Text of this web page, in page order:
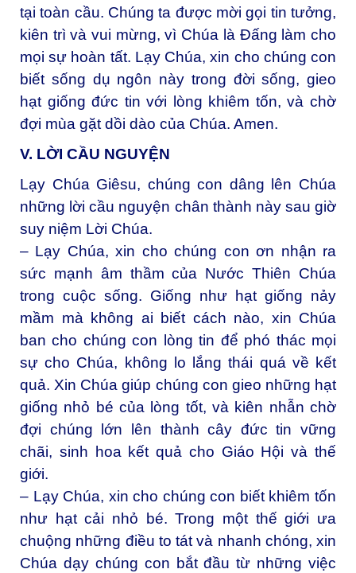
tại toàn cầu. Chúng ta được mời gọi tin tưởng,
kiên trì và vui mừng, vì Chúa là Đấng làm cho
mọi sự hoàn tất. Lạy Chúa, xin cho chúng con
biết sống dụ ngôn này trong đời sống, gieo
hạt giống đức tin với lòng khiêm tốn, và chờ
đợi mùa gặt dồi dào của Chúa. Amen.
V. LỜI CẦU NGUYỆN
Lạy Chúa Giêsu, chúng con dâng lên Chúa
những lời cầu nguyện chân thành này sau giờ
suy niệm Lời Chúa.
– Lạy Chúa, xin cho chúng con ơn nhận ra
sức mạnh âm thầm của Nước Thiên Chúa
trong cuộc sống. Giống như hạt giống nảy
mầm mà không ai biết cách nào, xin Chúa
ban cho chúng con lòng tin để phó thác mọi
sự cho Chúa, không lo lắng thái quá về kết
quả. Xin Chúa giúp chúng con gieo những hạt
giống nhỏ bé của lòng tốt, và kiên nhẫn chờ
đợi chúng lớn lên thành cây đức tin vững
chãi, sinh hoa kết quả cho Giáo Hội và thế
giới.
– Lạy Chúa, xin cho chúng con biết khiêm tốn
như hạt cải nhỏ bé. Trong một thế giới ưa
chuộng những điều to tát và nhanh chóng, xin
Chúa dạy chúng con bắt đầu từ những việc